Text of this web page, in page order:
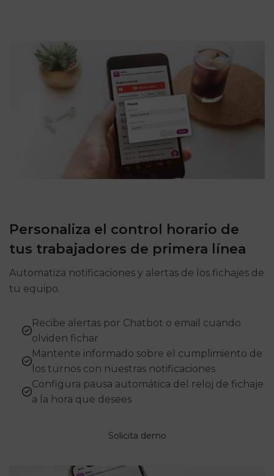
Personaliza el control horario de
tus trabajadores de primera línea
Automatiza notificaciones y alertas de los fichajes de
tu equipo.
Recibe alertas por Chatbot o email cuando
olviden fichar
Mantente informado sobre el cumplimiento de
los turnos con nuestras notificaciones
Configura pausa automática del reloj de fichaje
a la hora que desees
Solicita demo